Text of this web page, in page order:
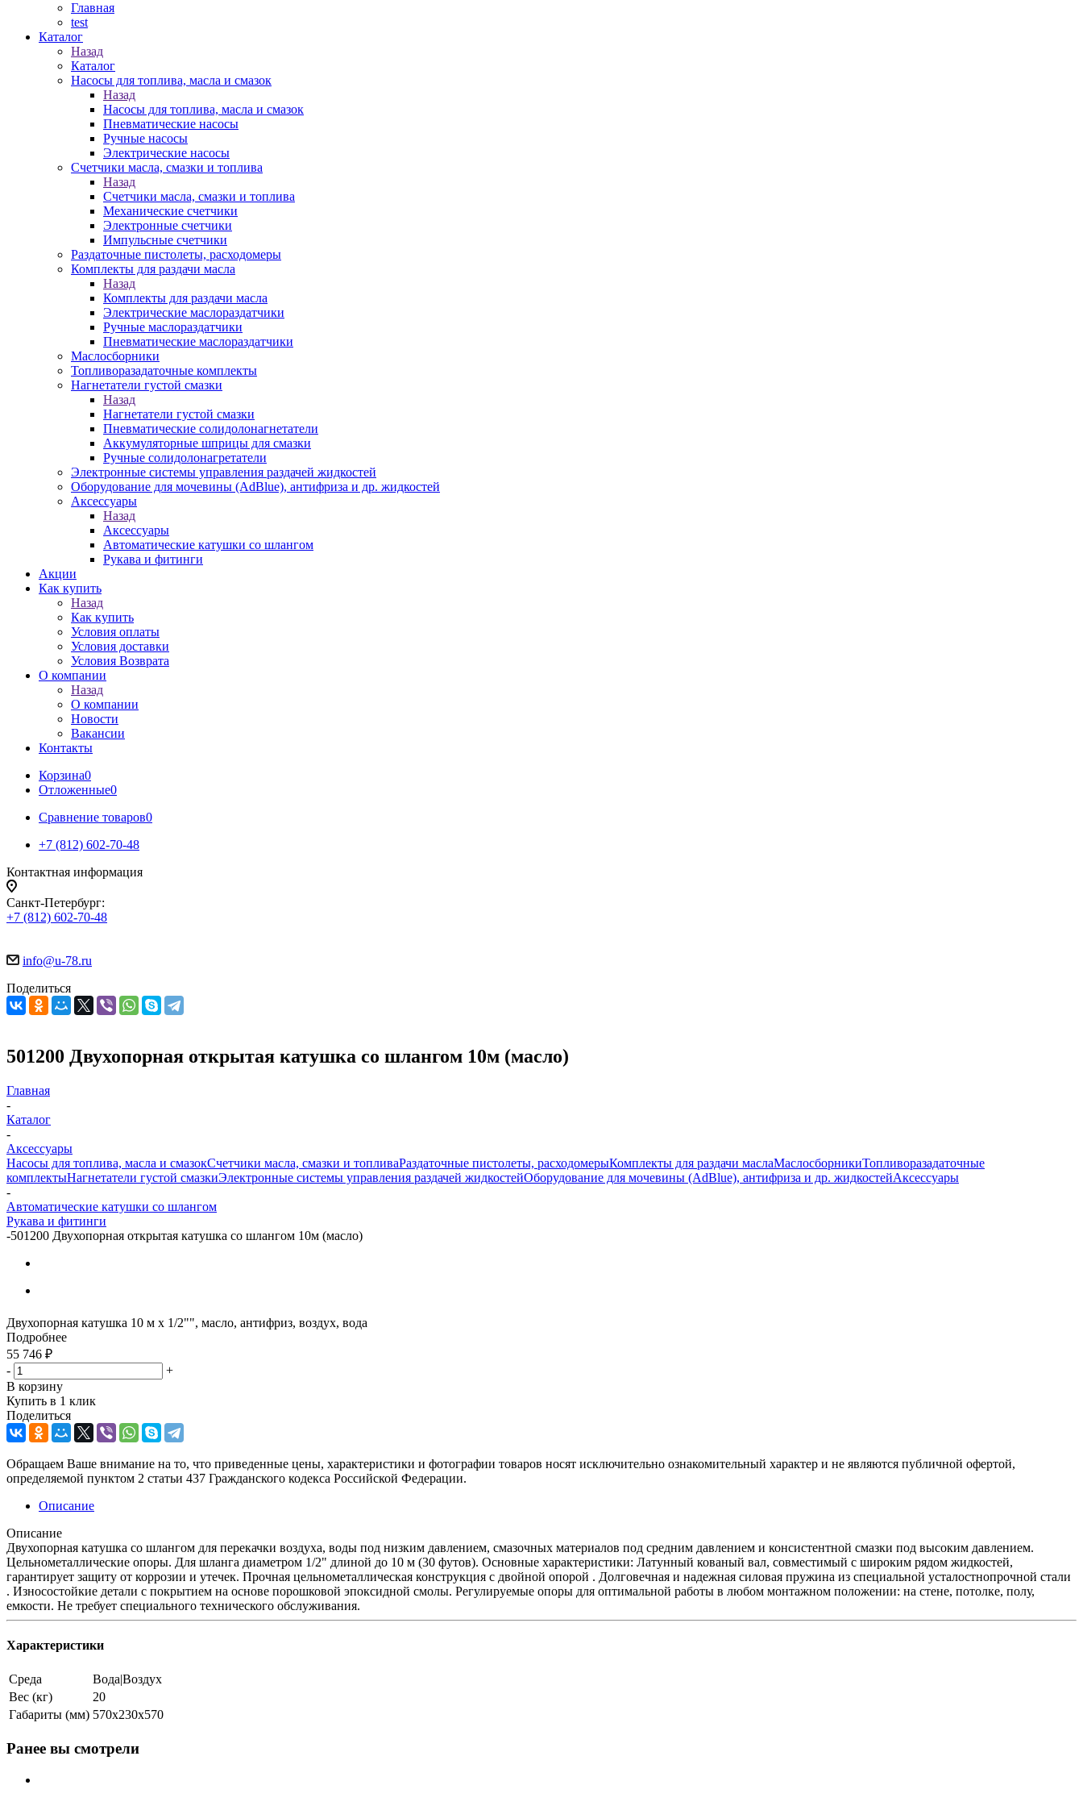
Главная
test
Каталог
Назад
Каталог
Насосы для топлива, масла и смазок
Назад
Насосы для топлива, масла и смазок
Пневматические насосы
Ручные насосы
Электрические насосы
Счетчики масла, смазки и топлива
Назад
Счетчики масла, смазки и топлива
Механические счетчики
Электронные счетчики
Импульсные счетчики
Раздаточные пистолеты, расходомеры
Комплекты для раздачи масла
Назад
Комплекты для раздачи масла
Электрические маслораздатчики
Ручные маслораздатчики
Пневматические маслораздатчики
Маслосборники
Топливоразадаточные комплекты
Нагнетатели густой смазки
Назад
Нагнетатели густой смазки
Пневматические солидолонагнетатели
Аккумуляторные шприцы для смазки
Ручные солидолонагретатели
Электронные системы управления раздачей жидкостей
Оборудование для мочевины (AdBlue), антифриза и др. жидкостей
Аксессуары
Назад
Аксессуары
Автоматические катушки со шлангом
Рукава и фитинги
Акции
Как купить
Назад
Как купить
Условия оплаты
Условия доставки
Условия Возврата
О компании
Назад
О компании
Новости
Вакансии
Контакты
Корзина0
Отложенные0
Сравнение товаров0
+7 (812) 602-70-48
Контактная информация
Санкт-Петербург:
+7 (812) 602-70-48
info@u-78.ru
Поделиться
501200 Двухопорная открытая катушка со шлангом 10м (масло)
Главная
-
Каталог
-
Аксессуары
Насосы для топлива, масла и смазокСчетчики масла, смазки и топливаРаздаточные пистолеты, расходомерыКомплекты для раздачи маслаМаслосборникиТопливоразадаточные
комплектыНагнетатели густой смазкиЭлектронные системы управления раздачей жидкостейОборудование для мочевины (AdBlue), антифриза и др. жидкостейАксессуары
-
Автоматические катушки со шлангом
Рукава и фитинги
-501200 Двухопорная открытая катушка со шлангом 10м (масло)
Двухопорная катушка 10 м х 1/2"", масло, антифриз, воздух, вода
Подробнее
55 746 ₽
-
+
В корзину
Купить в 1 клик
Поделиться
Обращаем Ваше внимание на то, что приведенные цены, характеристики и фотографии товаров носят исключительно ознакомительный характер и не являются публичной офертой,
определяемой пунктом 2 статьи 437 Гражданского кодекса Российской Федерации.
Описание
Описание
Двухопорная катушка со шлангом для перекачки воздуха, воды под низким давлением, смазочных материалов под средним давлением и консистентной смазки под высоким давлением.
Цельнометаллические опоры. Для шланга диаметром 1/2" длиной до 10 м (30 футов). Основные характеристики: Латунный кованый вал, совместимый с широким рядом жидкостей,
гарантирует защиту от коррозии и утечек. Прочная цельнометаллическая конструкция с двойной опорой . Долговечная и надежная силовая пружина из специальной усталостнопрочной стали
. Износостойкие детали с покрытием на основе порошковой эпоксидной смолы. Регулируемые опоры для оптимальной работы в любом монтажном положении: на стене, потолке, полу,
емкости. Не требует специального технического обслуживания.
Характеристики
Среда
Вода|Воздух
Вес (кг)
20
Габариты (мм) 570х230х570
Ранее вы смотрели